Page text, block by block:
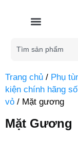
Trang chủ / Phụ
kiện chính hãng
vỏ / Mặt gương
Mặt Gương